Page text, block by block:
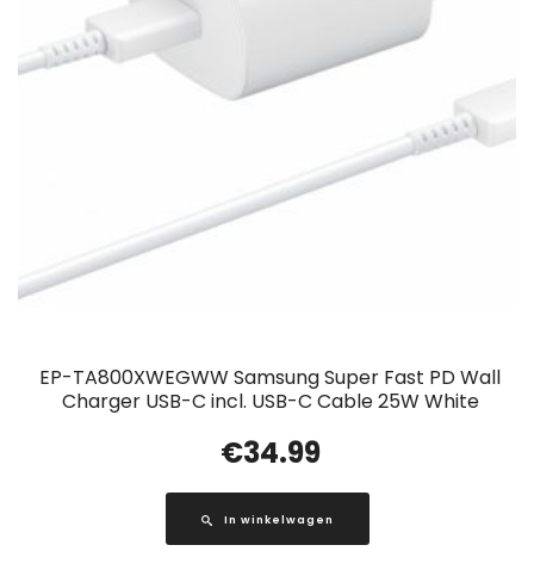
EP-TA800XWEGWW Samsung Super Fast PD Wall
Charger USB-C incl. USB-C Cable 25W White
€34.99
In winkelwagen